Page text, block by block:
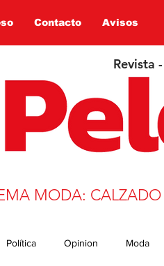
Contacto Avisos
Revista
MODA:
Política Opinion Moda